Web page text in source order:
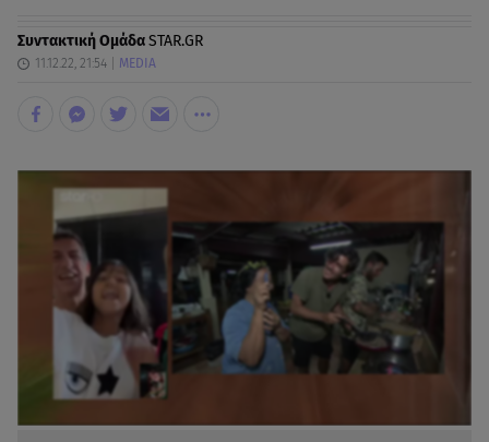
Συντακτική ΟμάδαSTAR.GR
11.12.22, 21:54 MEDIA